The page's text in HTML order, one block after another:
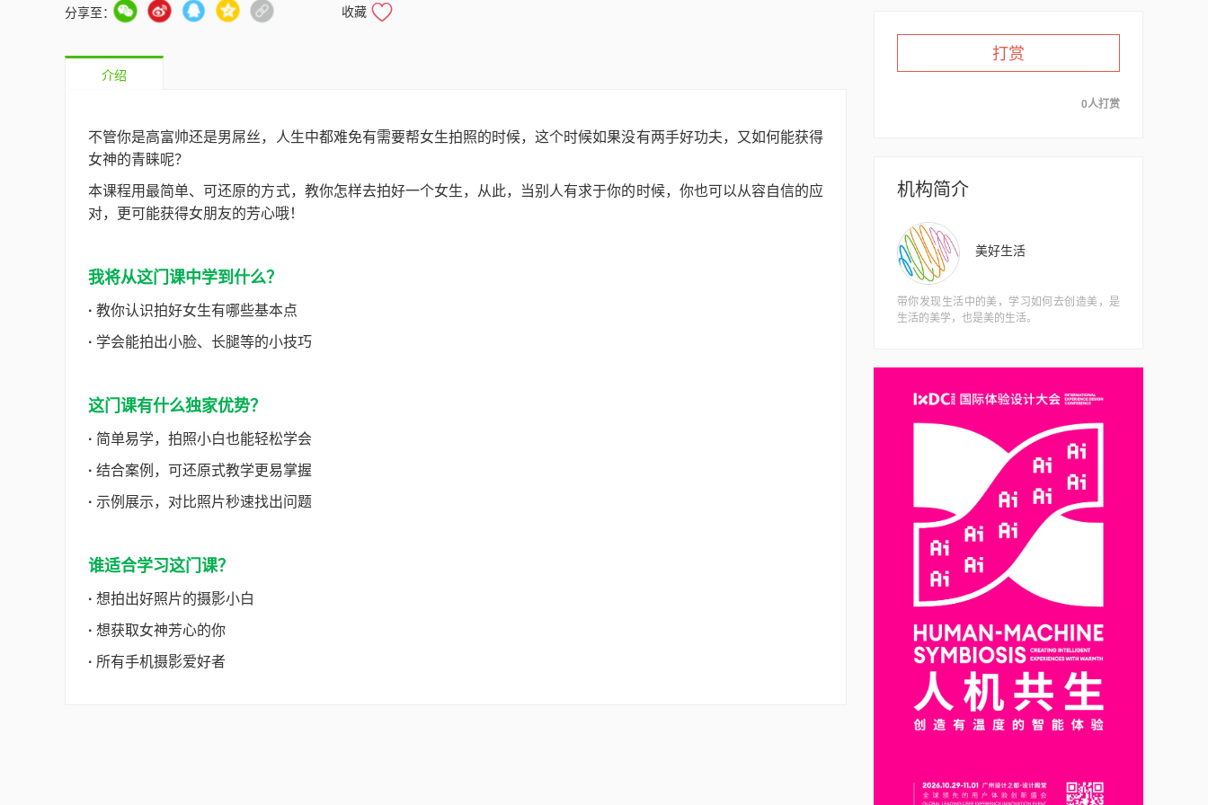
分享至： 收藏
介绍
不管你是高富帅还是男屌丝，人生中都难免有需要帮女生拍照的时候，这个时候如果没有两手好功夫，又如何能获得
女神的青睐呢？
本课程用最简单、可还原的方式，教你怎样去拍好一个女生，从此，当别人有求于你的时候，你也可以从容自信的应
对，更可能获得女朋友的芳心哦！
我将从这门课中学到什么？
· 教你认识拍好女生有哪些基本点
· 学会能拍出小脸、长腿等的小技巧
这门课有什么独家优势？
· 简单易学，拍照小白也能轻松学会
· 结合案例，可还原式教学更易掌握
· 示例展示，对比照片秒速找出问题
谁适合学习这门课？
· 想拍出好照片的摄影小白
· 想获取女神芳心的你
· 所有手机摄影爱好者
打赏
0人打赏
机构简介
美好生活
带你发现生活中的美，学习如何去创造美，是
生活的美学，也是美的生活。